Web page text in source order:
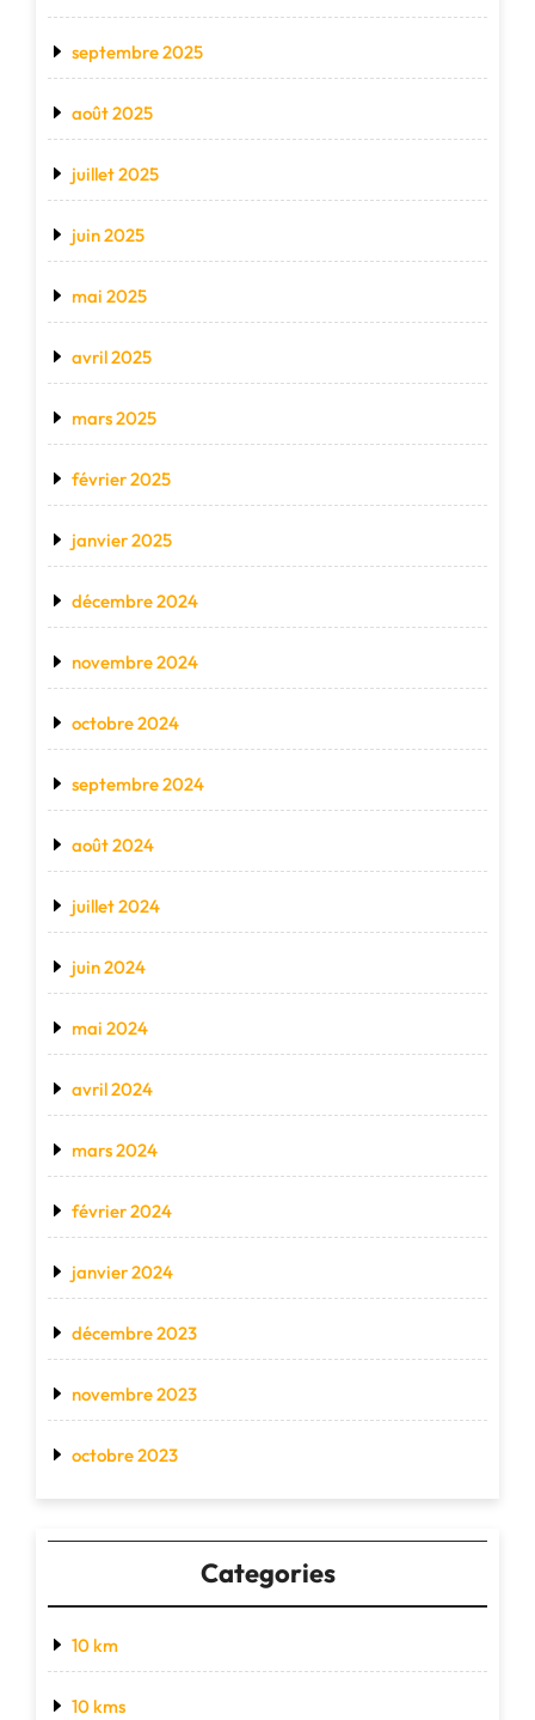
septembre 2025
août 2025
juillet 2025
juin 2025
mai 2025
avril 2025
mars 2025
février 2025
janvier 2025
décembre 2024
novembre 2024
octobre 2024
septembre 2024
août 2024
juillet 2024
juin 2024
mai 2024
avril 2024
mars 2024
février 2024
janvier 2024
décembre 2023
novembre 2023
octobre 2023
Categories
10 km
10 kms